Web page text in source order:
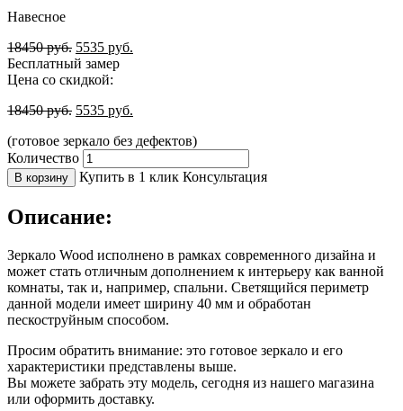
Навесное
18450руб. 5535 руб.
Бесплатный замер
Цена со скидкой:
18450руб. 5535 руб.
(готовое зеркало без дефектов)
Количество
В корзину Купить в 1 клик Консультация
Описание:
Зеркало Wood исполнено в рамках современного дизайна и
может стать отличным дополнением к интерьеру как ванной
комнаты, так и, например, спальни. Светящийся периметр
данной модели имеет ширину 40 мм и обработан
пескоструйным способом.
Просим обратить внимание: это готовое зеркало и его
характеристики представлены выше.
Вы можете забрать эту модель, сегодня из нашего магазина
или оформить доставку.